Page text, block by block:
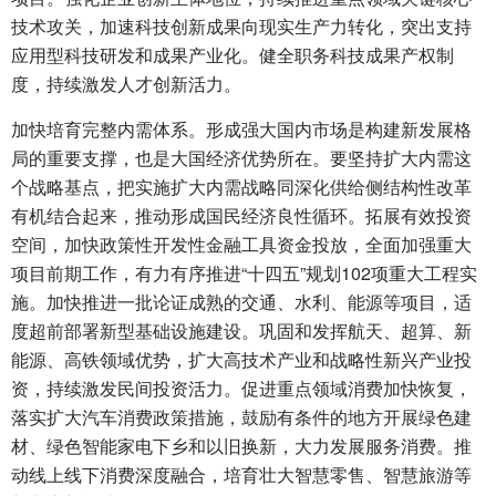
技术攻关，加速科技创新成果向现实生产力转化，突出支持
应用型科技研发和成果产业化。健全职务科技成果产权制
度，持续激发人才创新活力。
加快培育完整内需体系。形成强大国内市场是构建新发展格
局的重要支撑，也是大国经济优势所在。要坚持扩大内需这
个战略基点，把实施扩大内需战略同深化供给侧结构性改革
有机结合起来，推动形成国民经济良性循环。拓展有效投资
空间，加快政策性开发性金融工具资金投放，全面加强重大
项目前期工作，有力有序推进“十四五”规划102项重大工程实
施。加快推进一批论证成熟的交通、水利、能源等项目，适
度超前部署新型基础设施建设。巩固和发挥航天、超算、新
能源、高铁领域优势，扩大高技术产业和战略性新兴产业投
资，持续激发民间投资活力。促进重点领域消费加快恢复，
落实扩大汽车消费政策措施，鼓励有条件的地方开展绿色建
材、绿色智能家电下乡和以旧换新，大力发展服务消费。推
动线上线下消费深度融合，培育壮大智慧零售、智慧旅游等